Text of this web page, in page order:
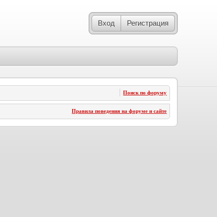
Вход Регистрация
Поиск по форуму
Правила поведения на форуме и сайте